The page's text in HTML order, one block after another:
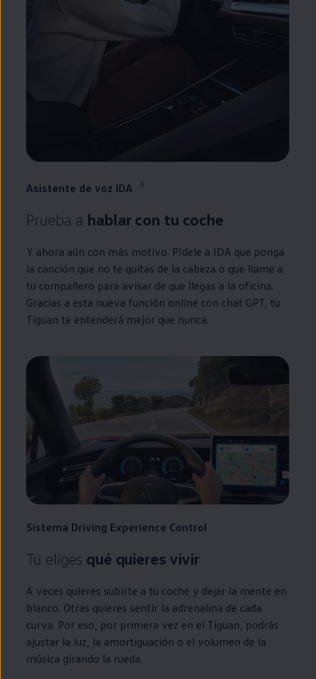
Asistente de voz IDA 3
Prueba a hablar con tu coche
Y ahora aún con más motivo. Pídele a IDA que ponga
la canción que no te quitas de la cabeza o que llame a
tu compañero para avisar de que llegas a la oficina.
Gracias a esta nueva función online con chat GPT, tu
Tiguan te entenderá mejor que nunca.
Sistema Driving Experience Control
Tú eliges qué quieres vivir
A veces quieres subirte a tu coche y dejar la mente en
blanco. Otras quieres sentir la adrenalina de cada
curva. Por eso, por primera vez en el Tiguan , podrás
ajustar la luz, la amortiguación o el volumen de la
música girando la rueda.